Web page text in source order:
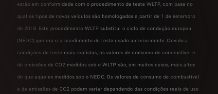
estão em conformidade com o procedimento de teste WLTP, com base no
qual os tipos de novos veículos são homologados a partir de 1 de setembro
de 2018. Este procedimento WLTP substitui o ciclo de condução europeu
(NEDC) que era o procedimento de teste usado anteriormente. Devido a
condições de teste mais realistas, os valores de consumo de combustível e
de emissões de CO2 medidos sob o WLTP são, em muitos casos, mais altos
do que aqueles medidos sob o NEDC. Os valores de consumo de combustível
e de emissões de CO2 podem variar dependendo das condições reais de uso